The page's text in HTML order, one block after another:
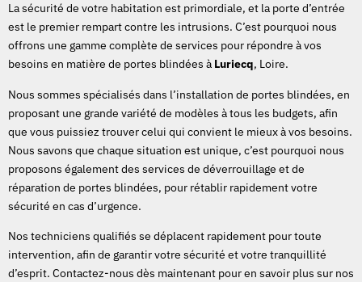
La sécurité de votre habitation est primordiale, et la porte d’entrée
est le premier rempart contre les intrusions. C’est pourquoi nous
offrons une gamme complète de services pour répondre à vos
besoins en matière de portes blindées à Luriecq, Loire.
Nous sommes spécialisés dans l’installation de portes blindées, en
proposant une grande variété de modèles à tous les budgets, afin
que vous puissiez trouver celui qui convient le mieux à vos besoins.
Nous savons que chaque situation est unique, c’est pourquoi nous
proposons également des services de déverrouillage et de
réparation de portes blindées, pour rétablir rapidement votre
sécurité en cas d’urgence.
Nos techniciens qualifiés se déplacent rapidement pour toute
intervention, afin de garantir votre sécurité et votre tranquillité
d’esprit. Contactez-nous dès maintenant pour en savoir plus sur nos